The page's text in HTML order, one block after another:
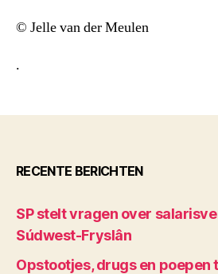
© Jelle van der Meulen
.
RECENTE BERICHTEN
SP stelt vragen over
Súdwest-Fryslân
Opstootjes, drugs en poepen